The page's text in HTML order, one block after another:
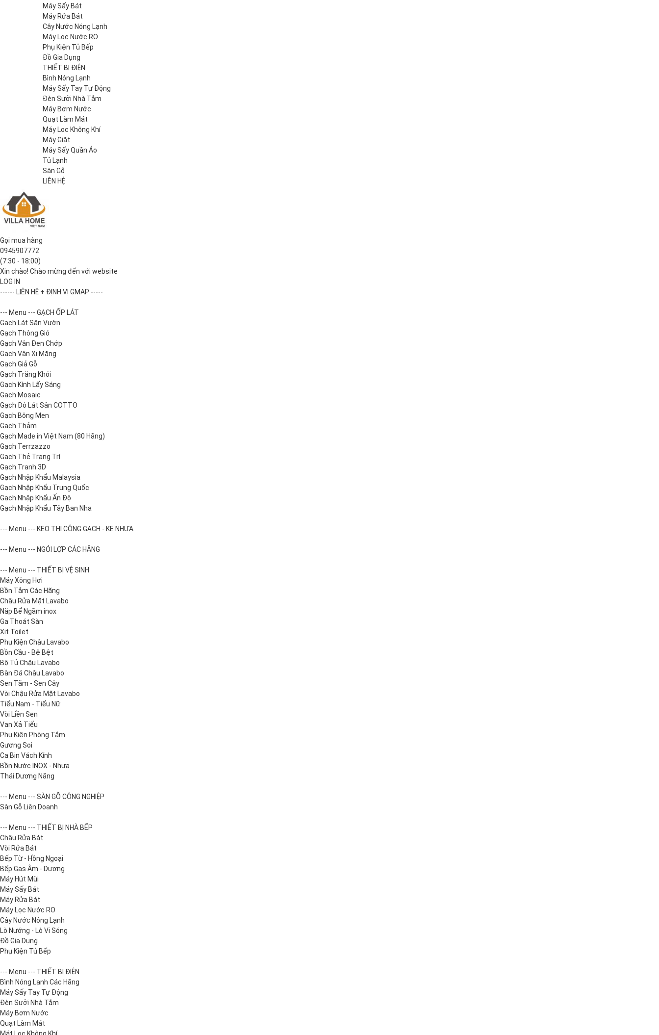
Máy Sấy Bát
Máy Rửa Bát
Cây Nước Nóng Lạnh
Máy Lọc Nước RO
Phụ Kiện Tủ Bếp
Đồ Gia Dụng
THIẾT BỊ ĐIỆN
Bình Nóng Lạnh
Máy Sấy Tay Tự Động
Đèn Sưởi Nhà Tắm
Máy Bơm Nước
Quạt Làm Mát
Máy Lọc Không Khí
Máy Giặt
Máy Sấy Quần Áo
Tủ Lạnh
Sàn Gỗ
LIÊN HỆ
Gọi mua hàng
0945907772
(7:30 - 18:00)
Xin chào! Chào mừng đến với website
LOG IN
------ LIÊN HỆ + ĐỊNH VỊ GMAP -----
--- Menu --- GẠCH ỐP LÁT
Gạch Lát Sân Vườn
Gạch Thông Gió
Gạch Vân Đen Chớp
Gạch Vân Xi Măng
Gạch Giả Gỗ
Gạch Trắng Khói
Gạch Kính Lấy Sáng
Gạch Mosaic
Gạch Đỏ Lát Sân COTTO
Gạch Bông Men
Gạch Thảm
Gạch Made in Việt Nam (80 Hãng)
Gạch Terrzazzo
Gạch Thẻ Trang Trí
Gạch Tranh 3D
Gạch Nhập Khẩu Malaysia
Gạch Nhập Khẩu Trung Quốc
Gạch Nhập Khẩu Ấn Độ
Gạch Nhập Khẩu Tây Ban Nha
--- Menu --- KEO THI CÔNG GẠCH - KE NHỰA
--- Menu --- NGÓI LỢP CÁC HÃNG
--- Menu --- THIẾT BỊ VỆ SINH
Máy Xông Hơi
Bồn Tắm Các Hãng
Chậu Rửa Mặt Lavabo
Nắp Bể Ngầm inox
Ga Thoát Sàn
Xịt Toilet
Phụ Kiện Chậu Lavabo
Bồn Cầu - Bệ Bệt
Bộ Tủ Chậu Lavabo
Bàn Đá Chậu Lavabo
Sen Tắm - Sen Cây
Vòi Chậu Rửa Mặt Lavabo
Tiểu Nam - Tiểu Nữ
Vòi Liền Sen
Van Xả Tiểu
Phụ Kiện Phòng Tắm
Gương Soi
Ca Bin Vách Kính
Bồn Nước INOX - Nhựa
Thái Dương Năng
--- Menu --- SÀN GỖ CÔNG NGHIỆP
Sàn Gỗ Liên Doanh
--- Menu --- THIẾT BỊ NHÀ BẾP
Chậu Rửa Bát
Vòi Rửa Bát
Bếp Từ - Hồng Ngoại
Bếp Gas Âm - Dương
Máy Hút Mùi
Máy Sấy Bát
Máy Rửa Bát
Máy Lọc Nước RO
Cây Nước Nóng Lạnh
Lò Nướng - Lò Vi Sóng
Đồ Gia Dụng
Phụ Kiện Tủ Bếp
--- Menu --- THIẾT BỊ ĐIỆN
Bình Nóng Lạnh Các Hãng
Máy Sấy Tay Tự Động
Đèn Sưởi Nhà Tắm
Máy Bơm Nước
Quạt Làm Mát